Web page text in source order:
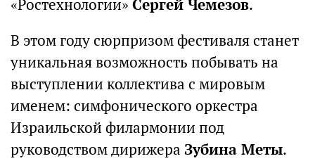
«Ростехнологии»Сергей Чемезов.
В этом году сюрпризом фестиваля станет
уникальная возможность побывать на
выступлении коллектива с мировым
именем: симфонического оркестра
Израильской филармонии под
руководством дирижера Зубина Меты.